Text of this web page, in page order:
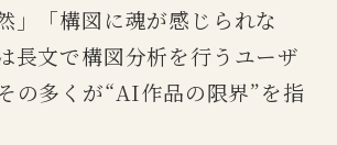
」「構図に魂が感じられな
文で構図分析を行うユーザ
の多くが“AI作品の限界”を指